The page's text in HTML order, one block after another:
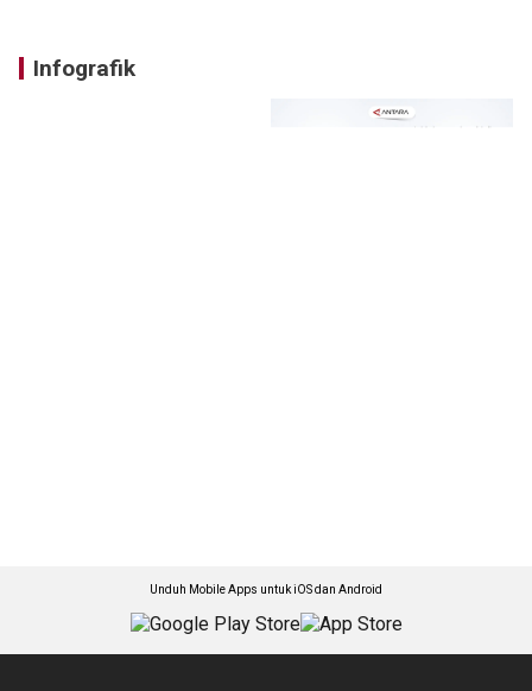
Infografik
Unduh Mobile Apps untuk iOS dan Android